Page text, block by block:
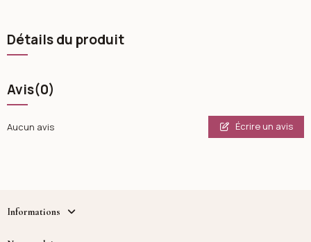
Détails du produit
Avis(0)
Aucun avis Écrire un avis
Informations